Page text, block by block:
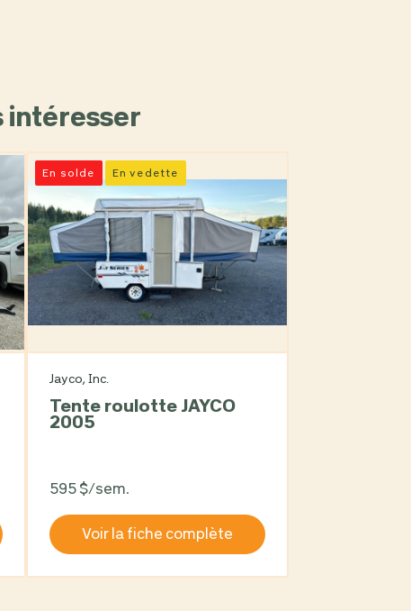
intéresser
En solde En vedette
Jayco, Inc.
Tente roulotte JAYCO
2005
595 $/sem.
Voir la fiche complète